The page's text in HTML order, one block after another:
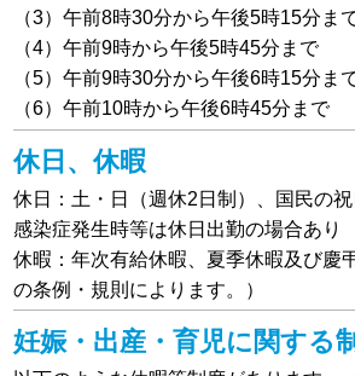
（3）午前8時30分から午後5時15分ま
（4）午前9時から午後5時45分まで
（5）午前9時30分から午後6時15分ま
（6）午前10時から午後6時45分まで
休日、休暇
休日：土・日（週休2日制）、国民の
感染症発生時等は休日出勤の場合あり
休暇：年次有給休暇、夏季休暇及び慶
の条例・規則によります。）
妊娠・出産・育児に 関する